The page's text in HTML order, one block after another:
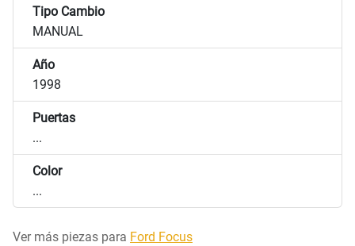
Tipo Cambio
MANUAL
Año
1998
Puertas
...
Color
...
Ver más piezas para Ford Focus